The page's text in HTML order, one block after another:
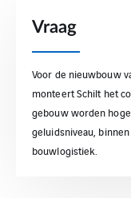
Vraag
Voor de nieuwbouw
monteert Schilt het
gebouw worden
geluidsniveau,
bouwlogistiek.